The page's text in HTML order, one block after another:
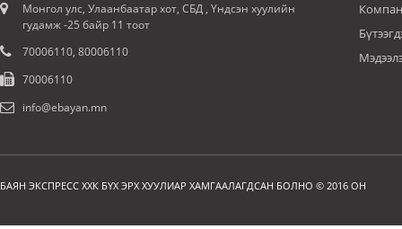
Монгол улс, Улаанбаатар хот, СБД , Үндсэн хуулийн
гудамж -25 байр 11 тоот
70006110, 80006110
70006110
info@ebayan.mn
БАЯН ЭКСПРЕСС ХХК БҮХ ЭРХ ХУУЛИАР ХАМГААЛАГДСАН БОЛНО © 2016 ОН